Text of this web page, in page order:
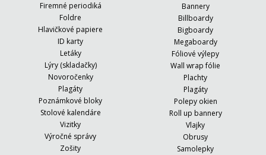
Firemné periodiká
Foldre
Hlavičkové papiere
ID karty
Letáky
Lýry (skladačky)
Novoročenky
Plagáty
Poznámkové bloky
Stolové kalendáre
Vizitky
Výročné správy
Zošity
Bannery
Billboardy
Bigboardy
Megaboardy
Fóliové výlepy
Wall wrap fólie
Plachty
Plagáty
Polepy okien
Roll up bannery
Vlajky
Obrusy
Samolepky